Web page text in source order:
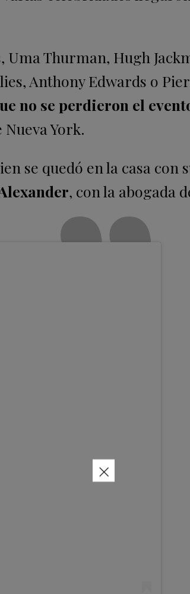
Uma Thurman, Hugh
Anthony Edwards o
no se perdieron el
York.
se quedó en la casa con
, con la abogada
×